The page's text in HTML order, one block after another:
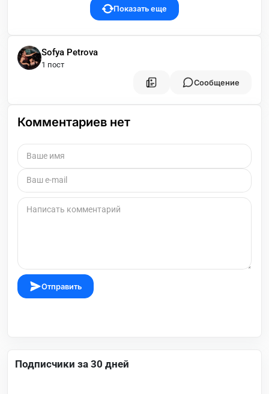
Показать еще
Sofya Petrova
1 пост
Сообщение
Комментариев нет
Отправить
Подписчики за 30 дней